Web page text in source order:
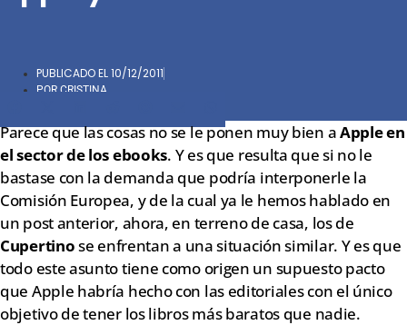
PUBLICADO EL10/12/2011
POR CRISTINA
en
Facebook
en
X
(Twitter)
en
LinkedIn
en
Reddit
en
Pinterest
en
Email
en
WhatsApp
Parece que las cosas no se le ponen muy bien aApple en
el sector de los ebooks. Y es que resulta que si no le
bastase con la demanda que podría interponerle la
Comisión Europea, y de la cual ya le hemos hablado en
un post anterior, ahora, en terreno de casa, los de
Cupertinose enfrentan a una situación similar. Y es que
todo este asunto tiene como origen un supuesto pacto
que Apple habría hecho con las editoriales con el único
objetivo de tener los libros más baratos que nadie.